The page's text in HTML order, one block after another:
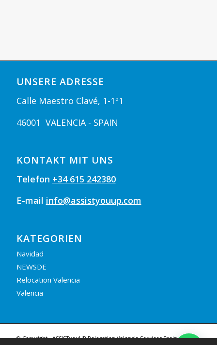
UNSERE ADRESSE
Calle Maestro Clavé, 1-1º1
46001 VALENCIA - SPAIN
KONTAKT MIT UNS
Telefon +34 615 242380
E-mail info@assistyouup.com
KATEGORIEN
Navidad
NEWSDE
Relocation Valencia
Valencia
© Copyright - ASSISTyouUP Relocation Valencia Services Spain |Legal